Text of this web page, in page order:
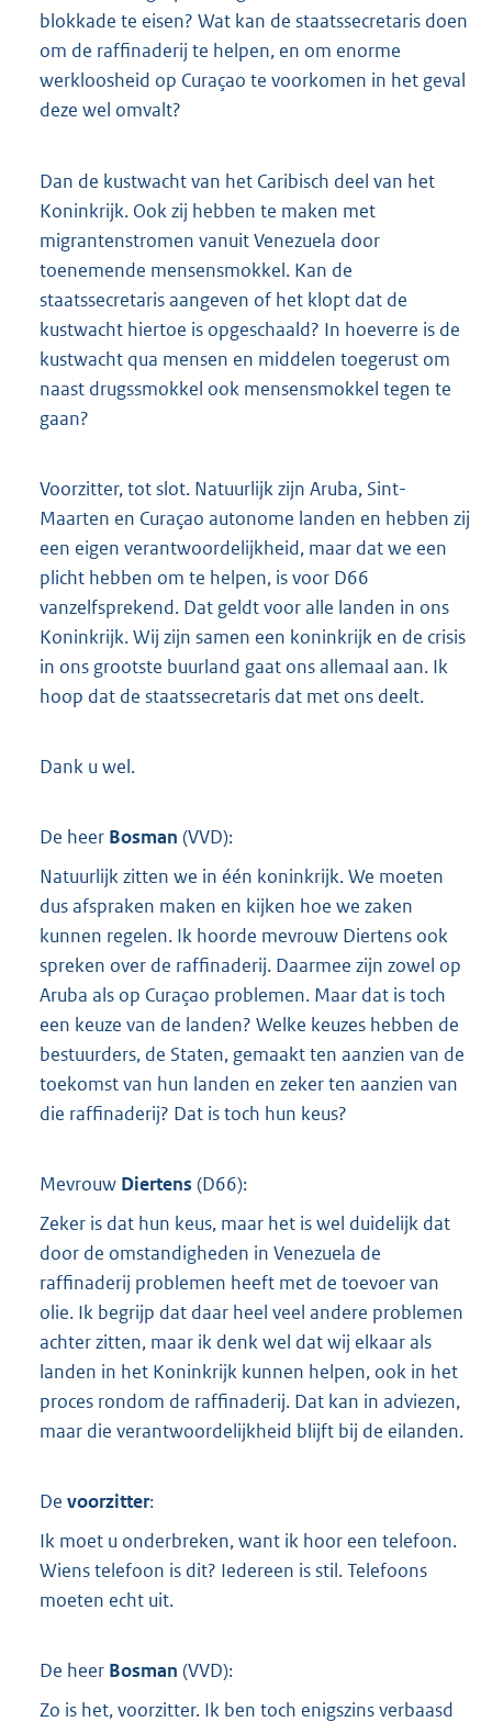
blokkade te eisen? Wat kan de staatssecretaris doen
om de raffinaderij te helpen, en om enorme
werkloosheid op Curaçao te voorkomen in het geval
deze wel omvalt?
Dan de kustwacht van het Caribisch deel van het
Koninkrijk. Ook zij hebben te maken met
migrantenstromen vanuit Venezuela door
toenemende mensensmokkel. Kan de
staatssecretaris aangeven of het klopt dat de
kustwacht hiertoe is opgeschaald? In hoeverre is de
kustwacht qua mensen en middelen toegerust om
naast drugssmokkel ook mensensmokkel tegen te
gaan?
Voorzitter, tot slot. Natuurlijk zijn Aruba, Sint-
Maarten en Curaçao autonome landen en hebben zij
een eigen verantwoordelijkheid, maar dat we een
plicht hebben om te helpen, is voor D66
vanzelfsprekend. Dat geldt voor alle landen in ons
Koninkrijk. Wij zijn samen een koninkrijk en de crisis
in ons grootste buurland gaat ons allemaal aan. Ik
hoop dat de staatssecretaris dat met ons deelt.
Dank u wel.
De heer Bosman (VVD):
Natuurlijk zitten we in één koninkrijk. We moeten
dus afspraken maken en kijken hoe we zaken
kunnen regelen. Ik hoorde mevrouw Diertens ook
spreken over de raffinaderij. Daarmee zijn zowel op
Aruba als op Curaçao problemen. Maar dat is toch
een keuze van de landen? Welke keuzes hebben de
bestuurders, de Staten, gemaakt ten aanzien van de
toekomst van hun landen en zeker ten aanzien van
die raffinaderij? Dat is toch hun keus?
Mevrouw Diertens (D66):
Zeker is dat hun keus, maar het is wel duidelijk dat
door de omstandigheden in Venezuela de
raffinaderij problemen heeft met de toevoer van
olie. Ik begrijp dat daar heel veel andere problemen
achter zitten, maar ik denk wel dat wij elkaar als
landen in het Koninkrijk kunnen helpen, ook in het
proces rondom de raffinaderij. Dat kan in adviezen,
maar die verantwoordelijkheid blijft bij de eilanden.
De voorzitter:
Ik moet u onderbreken, want ik hoor een telefoon.
Wiens telefoon is dit? Iedereen is stil. Telefoons
moeten echt uit.
De heer Bosman (VVD):
Zo is het, voorzitter. Ik ben toch enigszins verbaasd